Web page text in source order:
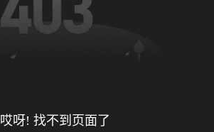
哎呀! 找不到页面了